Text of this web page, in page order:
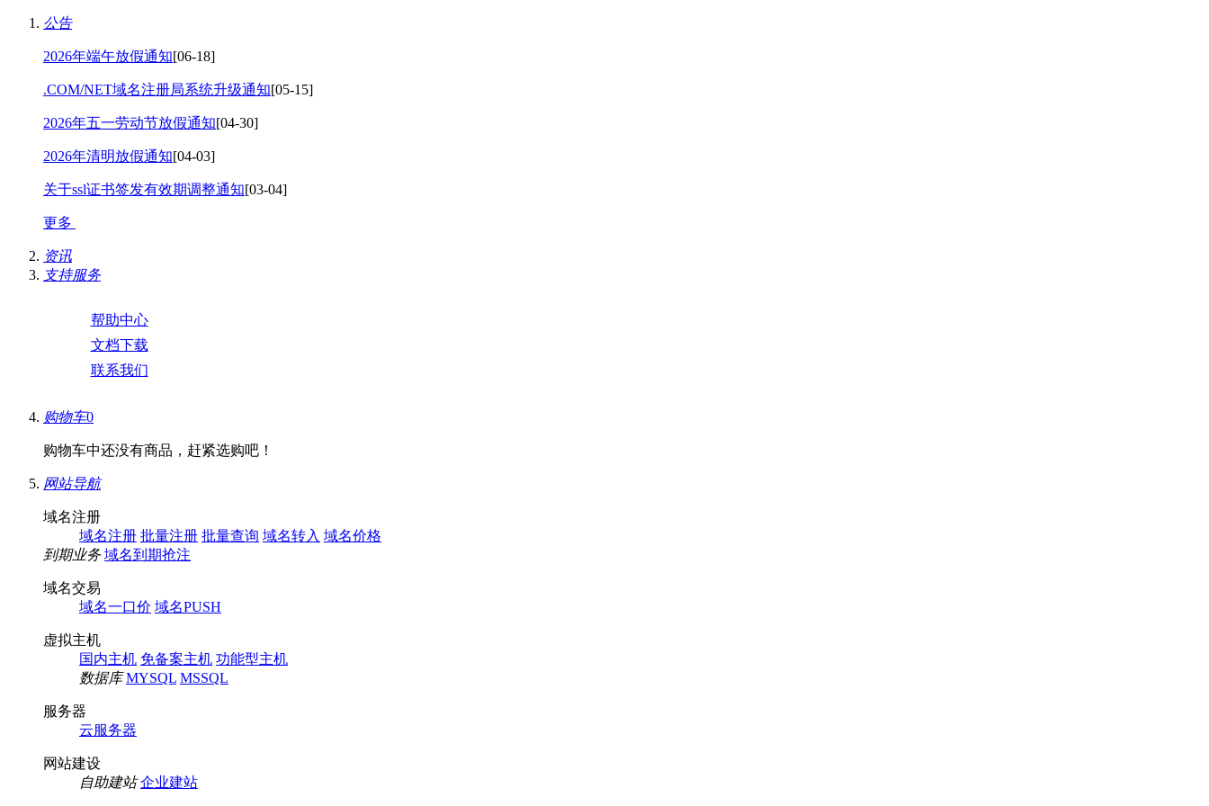
公告
2026年端午放假通知[06-18]
.COM/NET域名注册局系统升级通知[05-15]
2026年五一劳动节放假通知[04-30]
2026年清明放假通知[04-03]
关于ssl证书签发有效期调整通知[03-04]
更多
资讯
支持服务
帮助中心
文档下载
联系我们
购物车0
购物车中还没有商品，赶紧选购吧！
网站导航
域名注册
域名注册 批量注册 批量查询 域名转入 域名价格
到期业务 域名到期抢注
域名交易
域名一口价 域名PUSH
虚拟主机
国内主机 免备案主机 功能型主机
数据库 MYSQL MSSQL
服务器
云服务器
网站建设
自助建站 企业建站